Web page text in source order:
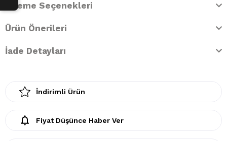
Ödeme Seçenekleri
Ürün Önerileri
İade Detayları
İndirimli Ürün
Fiyat Düşünce Haber Ver